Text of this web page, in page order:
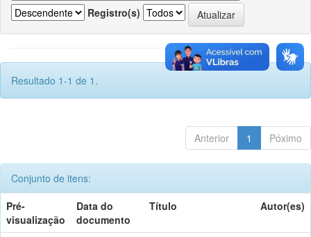
Registro(s)
Resultado 1-1 de 1.
Anterior 1 Póximo
Conjunto de itens:
Pré-
visualização
Data do
documento
Título Autor(es)